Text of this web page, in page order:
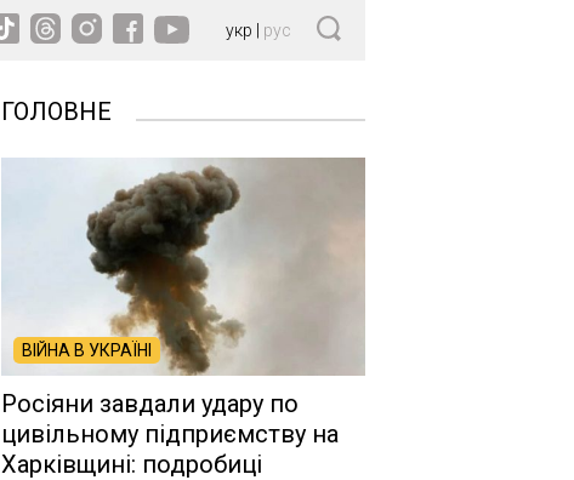
укр рус
ГОЛОВНЕ
ВІЙНА В УКРАЇНІ
Росіяни завдали удару по
цивільному підприємству на
Харківщині: подробиці